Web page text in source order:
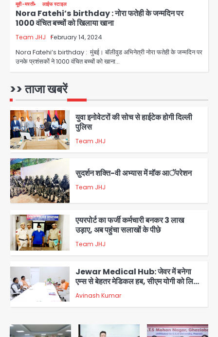
मूवी-मस्ती लाईफ स्टाइल
Nora Fatehi’s birthday : नोरा फतेही के जन्मदिन पर
1000 वंचित बच्चों को खिलाया खाना
Team JHJ February 14, 2024
Nora Fatehi’s birthday : मुंबई। बॉलीवुड अभिनेत्री नोरा फतेही के जन्मदिन पर
उनके प्रशंसकों ने 1000 वंचित बच्चों को खाना…
>> ताजा खबरें
Jewar Medical Hub: जेवर में बनेगा
एम्स से बेहतर मेडिकल हब, सीएम योगी को लिखा
पत्र
Avinash Kumar
1
Rahul Gandhi’s Prayagraj
speech: युवाओं को ‘दर्द, डेटा, दौलत’ का
2
युवा इनोवेटरों की सोच से हाईटेक होगी दिल्ली
पुलिस
Team JHJ
3
सुदर्शन शक्ति-वी अभ्यास में मॉक आॅपरेशन
Team JHJ
4
एयरपोर्ट का फर्जी कर्मचारी बनकर 3 लाख
उड़ाए, अब पहुंचा सलाखों के पीछे
Team JHJ
5
Jewar Medical Hub: जेवर में बनेगा
एम्स से बेहतर मेडिकल हब, सीएम योगी को लिखा
पत्र
Avinash Kumar
Rahul Gandhi’s Prayagraj
speech: युवाओं को ‘दर्द, डेटा, दौलत’ का